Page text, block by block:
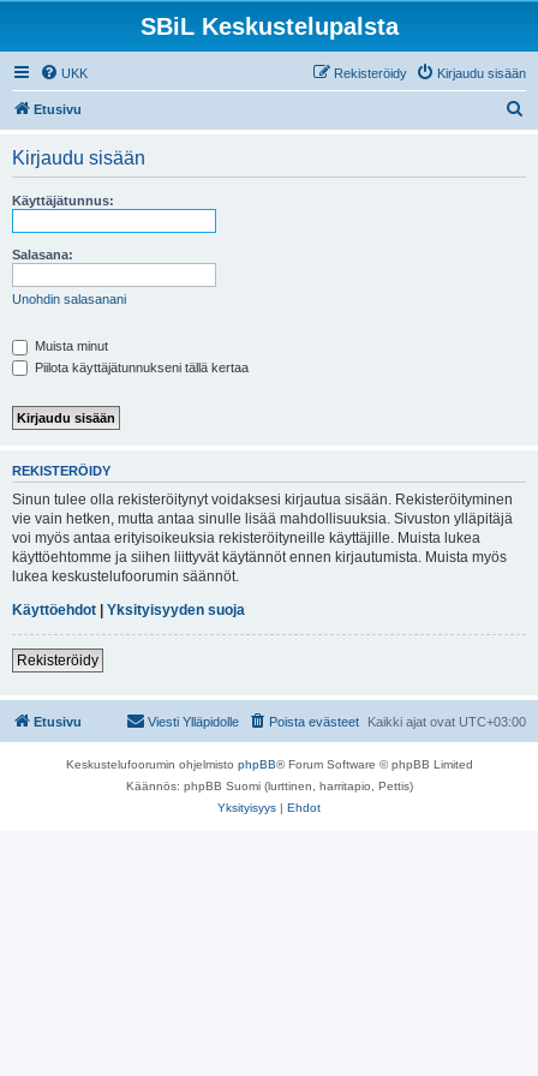
SBiL Keskustelupalsta
UKK Kirjaudu sisään
Rekisteröidy
Etusivu
Kirjaudu sisään
Käyttäjätunnus:
Salasana:
Unohdin salasanani
Muista minut
Piilota käyttäjätunnukseni tällä kertaa
REKISTERÖIDY
Sinun tulee olla rekisteröitynyt voidaksesi kirjautua sisään. Rekisteröityminen
vie vain hetken, mutta antaa sinulle lisää mahdollisuuksia. Sivuston ylläpitäjä
voi myös antaa erityisoikeuksia rekisteröityneille käyttäjille. Muista lukea
käyttöehtomme ja siihen liittyvät käytännöt ennen kirjautumista. Muista myös
lukea keskustelufoorumin säännöt.
Käyttöehdot | Yksityisyyden suoja
Rekisteröidy
Etusivu Kaikki ajat ovat UTC+03:00
Poista evästeet
Viesti Ylläpidolle
Keskustelufoorumin ohjelmisto phpBB® Forum Software © phpBB Limited
Käännös: phpBB Suomi (lurttinen, harritapio, Pettis)
Yksityisyys | Ehdot